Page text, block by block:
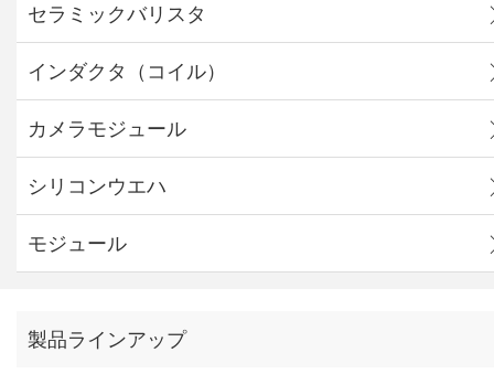
セラミックバリスタ
インダクタ（コイル）
カメラモジュール
シリコンウエハ
モジュール
製品ラインアップ